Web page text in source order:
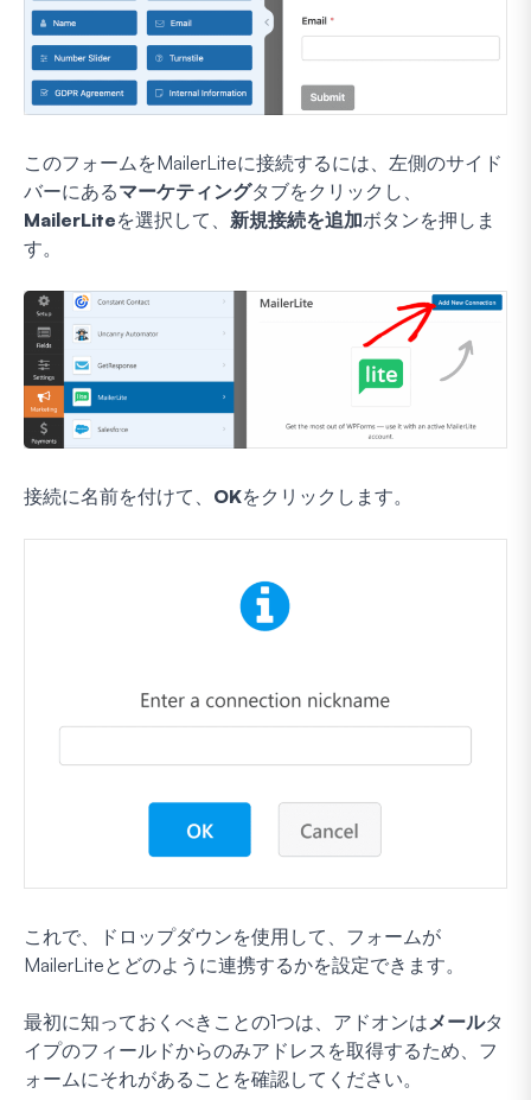
このフォームをMailerLiteに接続するには、左側のサイド
バーにあるマーケティングタブをクリックし、
MailerLiteを選択して、 新規接続を追加ボタンを押しま
す。
接続に名前を付けて、 OKをクリックします。
これで、ドロップダウンを使用して、フォームが
MailerLiteとどのように連携するかを設定できます。
最初に知っておくべきことの1つは、アドオンは メールタ
イプのフィールドからのみアドレスを取得するため、フ
ォームにそれがあることを確認してください。